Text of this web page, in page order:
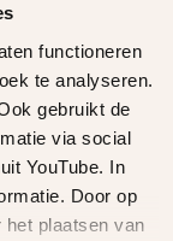
functioneren
te analyseren.
gebruikt de
via social
YouTube. In
Door op
het plaatsen van